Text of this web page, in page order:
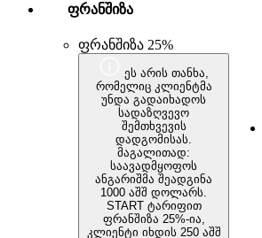
ფრანშიზა
ფრანშიზა 25%
ეს არის თანხა,
რომელიც კლიენტმა
უნდა გადაიხადოს
სადაზღვევო
შემთხვევის
დადგომისას.
მაგალითად:
საავადმყოფოს
ანგარიშმა შეადგინა
1000 აშშ დოლარს.
START ტარიფით
ფრანშიზა 25%-ია,
კლიენტი იხდის 250 აშშ